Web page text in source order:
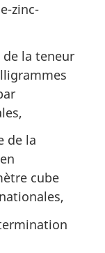
zinc-
la teneur
de la
cube